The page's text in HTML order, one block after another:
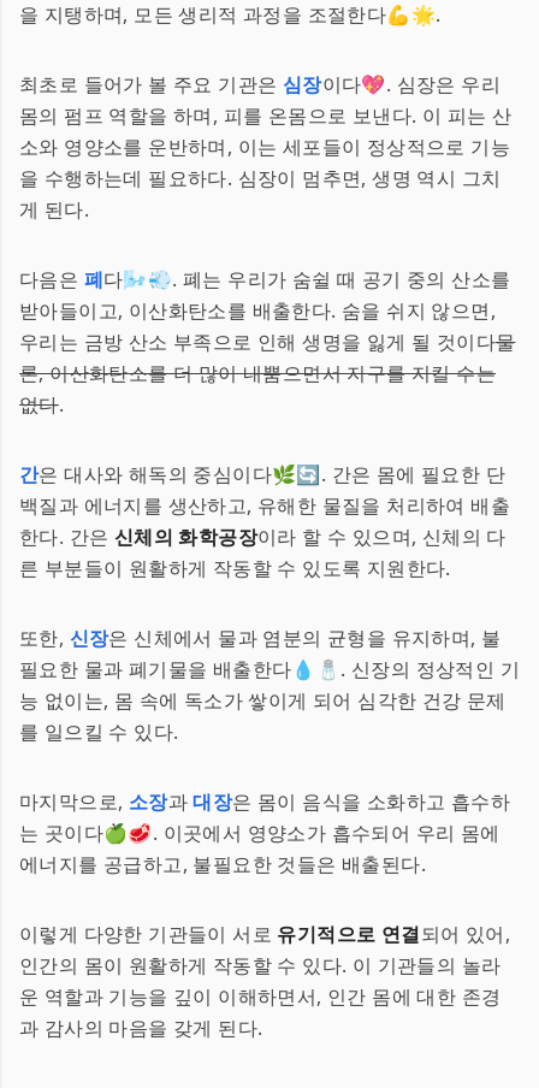
을 지탱하며, 모든 생리적 과정을 조절한다💪🌟.
최초로 들어가 볼 주요 기관은 심장이다💖. 심장은 우리
몸의 펌프 역할을 하며, 피를 온몸으로 보낸다. 이 피는 산
소와 영양소를 운반하며, 이는 세포들이 정상적으로 기능
을 수행하는데 필요하다. 심장이 멈추면, 생명 역시 그치
게 된다.
다음은 폐다🌬️💨. 폐는 우리가 숨쉴 때 공기 중의 산소를
받아들이고, 이산화탄소를 배출한다. 숨을 쉬지 않으면,
우리는 금방 산소 부족으로 인해 생명을 잃게 될 것이다물
론, 이산화탄소를 더 많이 내뿜으면서 지구를 지킬 수는
없다.
간은 대사와 해독의 중심이다🌿🔄. 간은 몸에 필요한 단
백질과 에너지를 생산하고, 유해한 물질을 처리하여 배출
한다. 간은 신체의 화학공장이라 할 수 있으며, 신체의 다
른 부분들이 원활하게 작동할 수 있도록 지원한다.
또한, 신장은 신체에서 물과 염분의 균형을 유지하며, 불
필요한 물과 폐기물을 배출한다💧🧂. 신장의 정상적인 기
능 없이는, 몸 속에 독소가 쌓이게 되어 심각한 건강 문제
를 일으킬 수 있다.
마지막으로, 소장과대장은 몸이 음식을 소화하고 흡수하
는 곳이다🍏🥩. 이곳에서 영양소가 흡수되어 우리 몸에
에너지를 공급하고, 불필요한 것들은 배출된다.
이렇게 다양한 기관들이 서로 유기적으로 연결되어 있어,
인간의 몸이 원활하게 작동할 수 있다. 이 기관들의 놀라
운 역할과 기능을 깊이 이해하면서, 인간 몸에 대한 존경
과 감사의 마음을 갖게 된다.